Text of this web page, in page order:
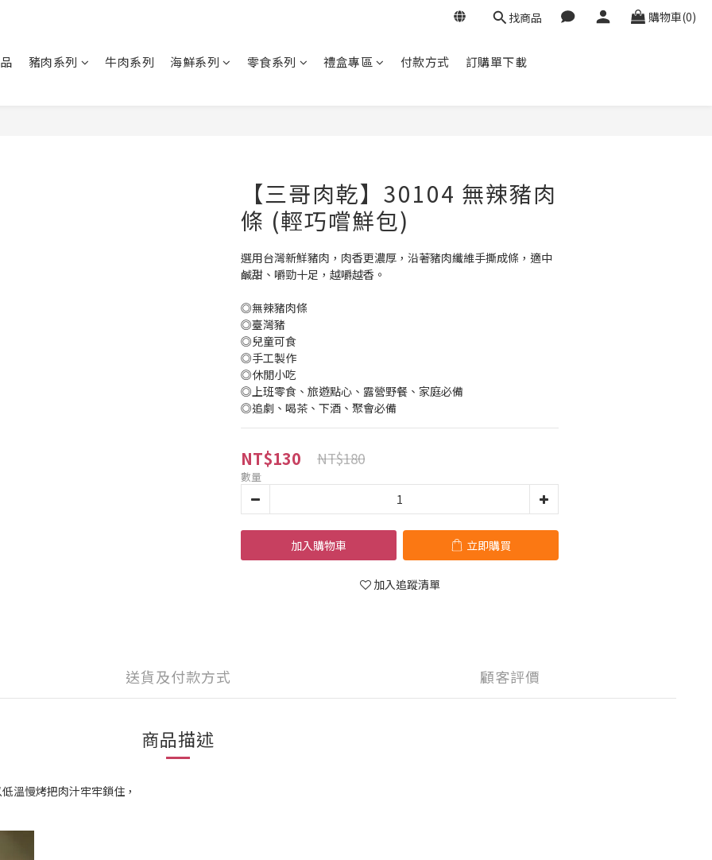
找商品 購物車(0)
豬肉系列 牛肉系列 海鮮系列 零食系列 禮盒專區 付款方式 訂購單下載
【三哥肉乾】30104 無辣豬肉
條 (輕巧嚐鮮包)
選用台灣新鮮豬肉，肉香更濃厚，沿著豬肉纖維手撕成條，適中
鹹甜、嚼勁十足，越嚼越香。
◎無辣豬肉條
◎臺灣豬
◎兒童可食
◎手工製作
◎休閒小吃
◎上班零食、旅遊點心、露營野餐、家庭必備
◎追劇、喝茶、下酒、聚會必備
NT$130 NT$180
數量
加入購物車 立即購買
加入追蹤清單
送貨及付款方式 顧客評價
商品描述
溫慢烤把肉汁牢牢鎖住，